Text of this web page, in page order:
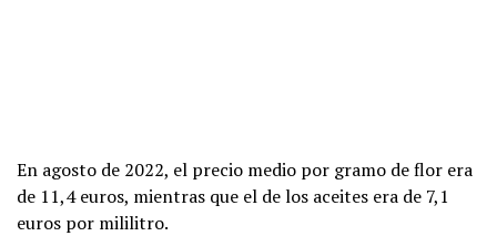
En agosto de 2022, el precio medio por gramo de flor era
de 11,4 euros, mientras que el de los aceites era de 7,1
euros por mililitro.